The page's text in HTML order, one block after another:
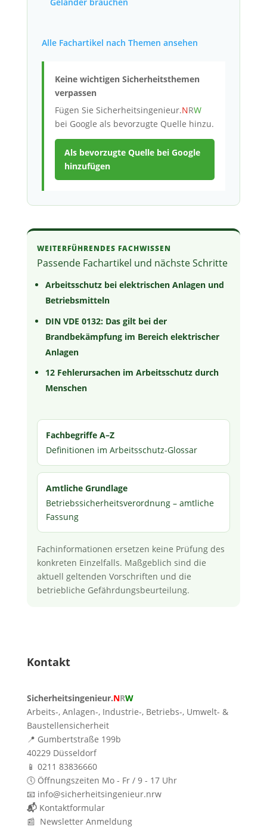
Alle Fachartikel nach Themen ansehen
Keine wichtigen Sicherheitsthemen
verpassen
Fügen SieSicherheitsingenieur.NRW
bei Google als bevorzugte Quelle hinzu.
Als bevorzugte Quelle bei Google
hinzufügen
WEITERFÜHRENDES FACHWISSEN
Passende Fachartikel und nächste Schritte
Arbeitsschutz bei elektrischen Anlagen und
Betriebsmitteln
DIN VDE 0132: Das gilt bei der
Brandbekämpfung im Bereich elektrischer
Anlagen
12 Fehlerursachen im Arbeitsschutz durch
Menschen
Fachbegriffe A–Z
Definitionen im Arbeitsschutz-Glossar
Amtliche Grundlage
Betriebssicherheitsverordnung – amtliche
Fassung
Fachinformationen ersetzen keine Prüfung des
konkreten Einzelfalls. Maßgeblich sind die
aktuell geltenden Vorschriften und die
betriebliche Gefährdungsbeurteilung.
Kontakt
Sicherheitsingenieur.NRW
Arbeits-, Anlagen-, Industrie-, Betriebs-, Umwelt- &
Baustellensicherheit
📍 Gumbertstraße 199b
40229 Düsseldorf
📱 0211 83836660
🕔 Öffnungszeiten Mo - Fr / 9 - 17 Uhr
📧 info@sicherheitsingenieur.nrw
📬 Kontaktformular
📰 Newsletter Anmeldung